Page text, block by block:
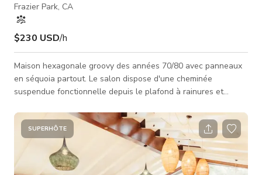
Frazier Park, CA
$230 USD/h
Maison hexagonale groovy des années 70/80 avec panneaux
en séquoia partout. Le salon dispose d'une cheminée
suspendue fonctionnelle depuis le plafond à rainures et
en bois peint en dessous. Panneaux de verre fixes jusqu'au
plafond, puits de lumière, poutres apparentes. La cuisine
vintage est en état de marche et n'a pas été rénovée depuis
la construction personnalisée de la maison en 77. Grand bar
entourant la cuisine,
SUPERHÔTE